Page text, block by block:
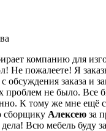
компанию для
Не пожалеете! Я
обсуждения заказа и
проблем не было. Все
К тому же мне ещё
сборщику Алексею за
Всю мебель буду